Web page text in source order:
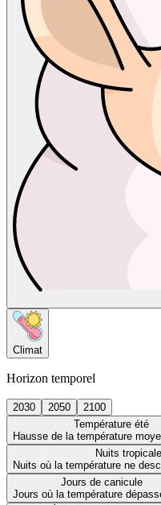
Climat
Horizon temporel
2030 2050
2100
Température été
Hausse de la température
Nuits
Nuits où la température ne
Jours de canicule
Jours où la température